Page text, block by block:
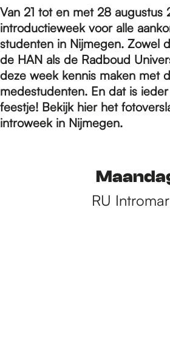
m
e
p
g
Van 21 tot en met 28 augustus
introductieweek voor alle
studenten in Nijmegen. Zowel
de HAN als de Radboud
deze week kennis maken met
medestudenten. En dat is
feestje! Bekijk hier het
introweek in Nijmegen.
RU